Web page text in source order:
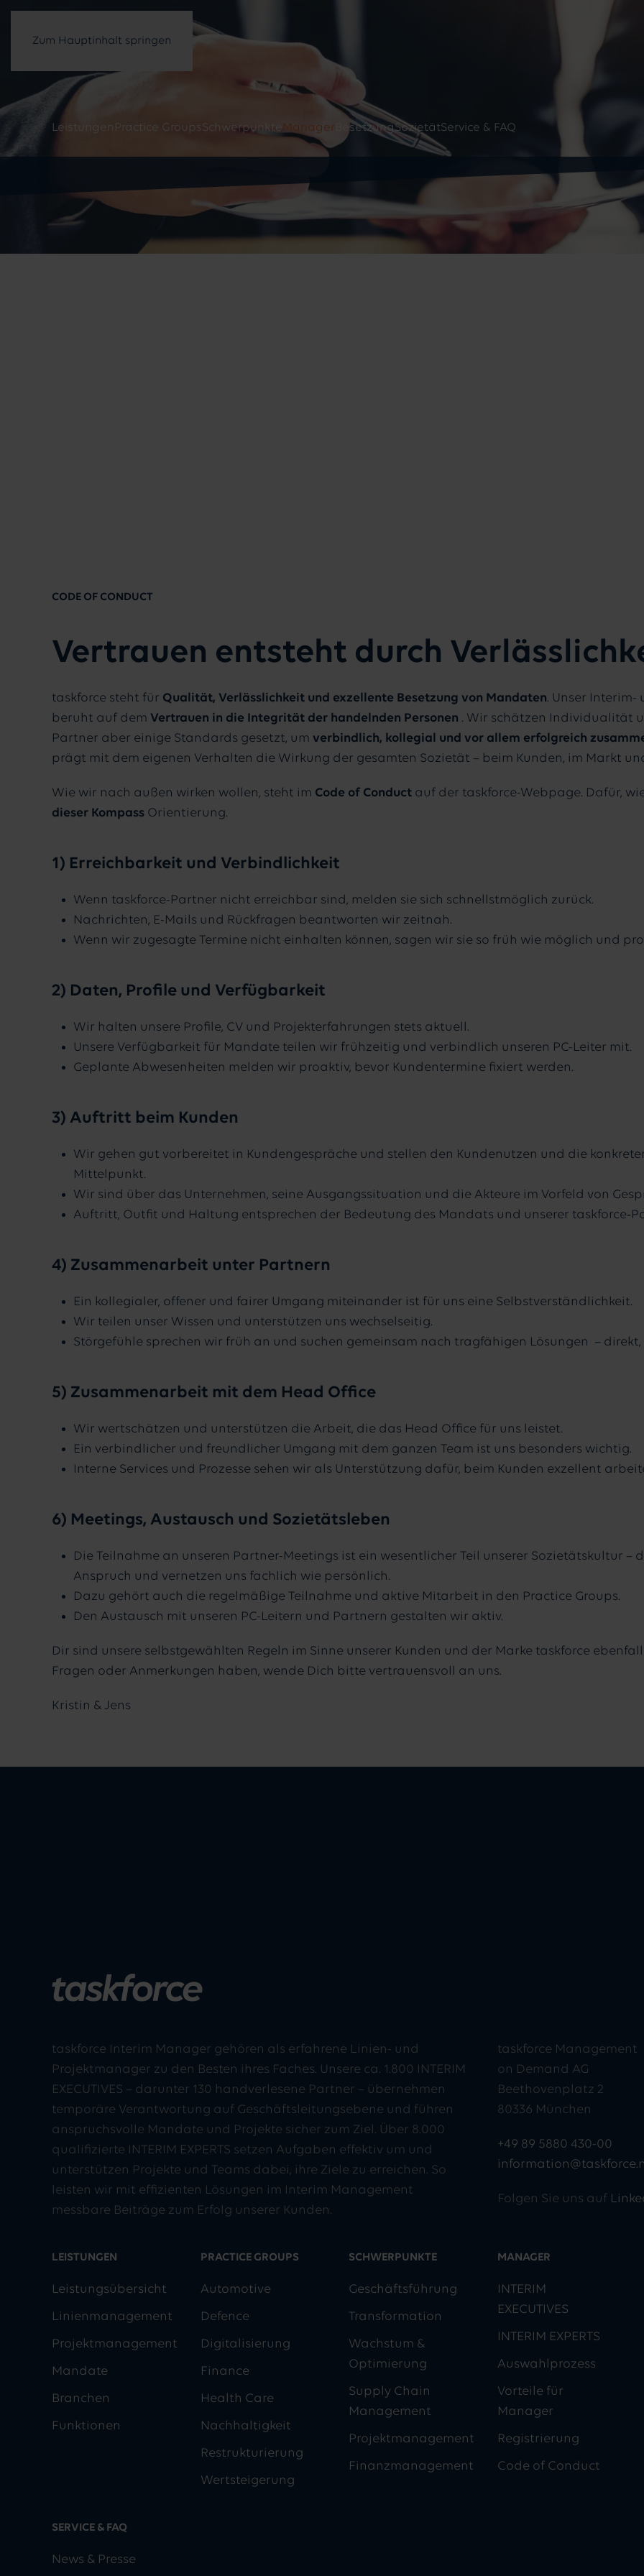
Zum Hauptinhalt springen
Leistungen Practice GroupsSchwerpunkte Manager BesetzungSozietätService & FAQ
CODE OF CONDUCT
Vertrauen entsteht durch
taskforce steht für Qualität, Verlässlichkeit und exzellente Besetzung von Mandaten. Unser
beruht auf dem Vertrauen in die Integrität der handelnden Personen . Wir schätzen Individualität
Partner aber einige Standards gesetzt, um verbindlich, kollegial und vor allem erfolgreich
prägt mit dem eigenen Verhalten die Wirkung der gesamten Sozietät – beim Kunden, im Markt
Wie wir nach außen wirken wollen, steht im Code of Conduct auf der taskforce-Webpage. Dafür,
dieser Kompass Orientierung.
1) Erreichbarkeit und Verbindlichkeit
Wenn taskforce-Partner nicht erreichbar sind, melden sie sich schnellstmöglich zurück.
Nachrichten, E-Mails und Rück­fragen beantworten wir zeitnah.
Wenn wir zugesagte Termine nicht einhalten können, sagen wir sie so früh wie möglich und
2) Daten, Profile und Verfügbarkeit
Wir halten unsere Profile, CV und Projekterfahrungen stets aktuell.
Unsere Verfügbarkeit für Mandate teilen wir frühzeitig und verbindlich unseren PC-Leiter mit.
Geplante Abwesenheiten melden wir proaktiv, bevor Kundentermine fixiert werden.
3) Auftritt beim Kunden
Wir gehen gut vorbereitet in Kundenge­spräche und stellen den Kundenutzen und die
Mittelpunkt.
Wir sind über das Unternehmen, seine Ausgangssituation und die Akteure im Vorfeld von
Auftritt, Outfit und Haltung entsprechen der Bedeutung des Mandats und unserer
4) Zusammenarbeit unter Partnern
Ein kollegialer, offener und fairer Umgang miteinander ist für uns eine Selbstverständlichkeit.
Wir teilen unser Wissen und unterstützen uns wechselseitig.
Störgefühle sprechen wir früh an und suchen gemeinsam nach tragfähigen Lösungen –
5) Zusammenarbeit mit dem Head Office
Wir wertschätzen und unterstützen die Arbeit, die das Head Office für uns leistet.
Ein verbindlicher und freundlicher Umgang mit dem ganzen Team ist uns besonders wichtig.
Interne Services und Prozesse sehen wir als Unterstützung dafür, beim Kunden exzellent
6) Meetings, Austausch und Sozietätsleben
Die Teilnahme an unseren Partner-Meetings ist ein wesentlicher Teil unserer Sozietätskultur –
Anspruch und vernetzen uns fachlich wie persönlich.
Dazu gehört auch die regelmäßige Teilnahme und aktive Mitarbeit in den Practice Groups.
Den Austausch mit unseren PC-Leitern und Partnern gestalten wir aktiv.
Dir sind unsere selbstgewählten Regeln im Sinne unserer Kunden und der Marke taskforce
Fragen oder Anmerkungen haben, wende Dich bitte vertrauensvoll an uns.
Kristin & Jens
taskforce Interim Manager gehören als erfahrene Linien- und
Projektmanager zu den Besten ihres Faches. Unsere ca. 1.800 INTERIM
EXECUTIVES – darunter 130 handverlesene Partner – übernehmen
temporäre Verantwortung auf Geschäftsleitungsebene und führen
anspruchsvolle Mandate und Projekte sicher zum Ziel. Über 8.000
qualifizierte INTERIM EXPERTS setzen Aufgaben effektiv um und
unterstützen Projekte und Teams dabei, ihre Ziele zu erreichen. So
leisten wir mit effizienten Lösungen im Interim Management
messbare Beiträge zum Erfolg unserer Kunden.
taskforce Management
on Demand AG
Beethovenplatz 2
80336 München
+49 89 5880 430-00
Folgen Sie uns auf
LEISTUNGEN
Leistungsübersicht
Linienmanagement
Projektmanagement
Mandate
Branchen
Funktionen
PRACTICE GROUPS
Automotive
Defence
Digitalisierung
Finance
Health Care
Nachhaltigkeit
Restrukturierung
Wertsteigerung
SCHWERPUNKTE
Geschäftsführung
Transformation
Wachstum &
Optimierung
Supply Chain
Management
Projektmanagement
Finanzmanagement
MANAGER
INTERIM
EXECUTIVES
INTERIM EXPERTS
Auswahlprozess
Vorteile für
Manager
Registrierung
Code of Conduct
SERVICE & FAQ
News & Presse